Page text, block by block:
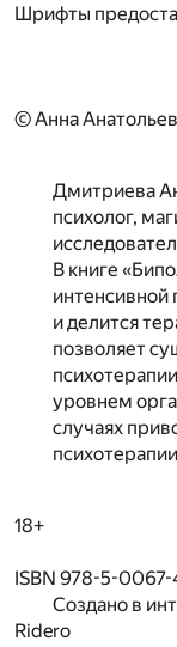
Шрифты
© Анна
Дмитриева
психолог,
В книге
и делится
позволяет
уровнем
случаях
18+
ISBN 978-5-
Создано в
Ridero